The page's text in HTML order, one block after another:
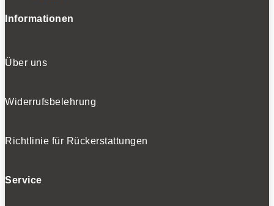
Informationen
Über uns
Widerrufsbelehrung
Richtlinie für Rückerstattungen
Service